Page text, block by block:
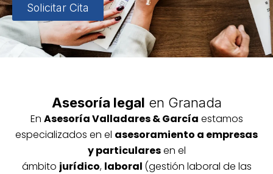
Solicitar Cita
Asesoría legal en Granada
En AsesoríaValladares & García estamos
especializados en el asesoramiento a empresas
y particularesen el
ámbito jurídico, laboral (gestión laboral de las